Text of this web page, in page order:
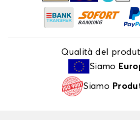
Qualità del
Siamo
Siamo